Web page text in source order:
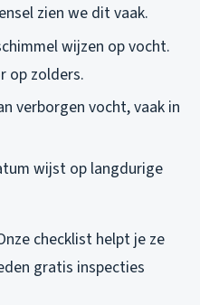
zien we dit vaak.
wijzen op vocht.
op zolders.
verborgen vocht, vaak in
wijst op langdurige
checklist helpt je ze
gratis inspecties